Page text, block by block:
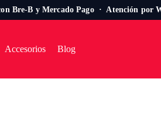
Bre-B y Mercado Pago · Atención por
Accesorios Blog